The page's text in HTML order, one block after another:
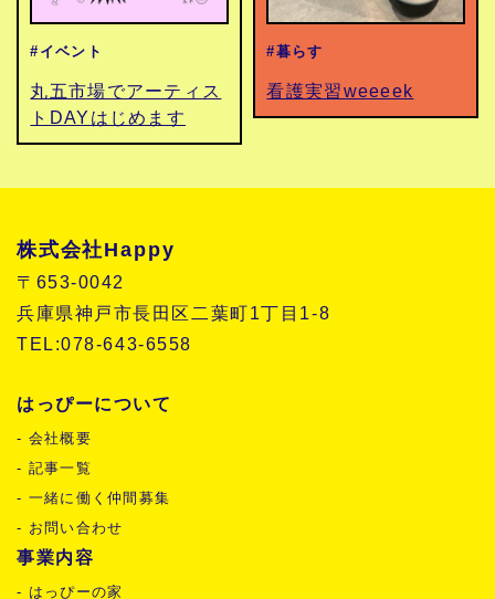
#イベント
丸五市場でアーティス
トDAYはじめます
#暮らす
看護実習weeeek
株式会社Happy
〒653-0042
兵庫県神戸市長田区二葉町1丁目1-8
TEL:078-643-6558
はっぴーについて
- 会社概要
- 記事一覧
- 一緒に働く仲間募集
- お問い合わせ
事業内容
- はっぴーの家